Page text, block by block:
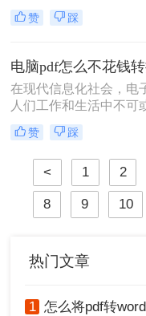
等。然而，有时我们需
进行编辑或修改，而
什么软件呢？下面将为
佳软件，让您轻松实现
需求。
赞 踩
在现代信息化社会，电
人们工作和生活中不可
分。特别是PDF格式的
跨平台和文档保真度高
应用于各个领域。然而
需要将PDF文档转换成
便于编辑和修改。那么
不花钱转换成word呢？
赞 踩
< 1 2
8 9 10
热门文章
1 怎么将pdf转